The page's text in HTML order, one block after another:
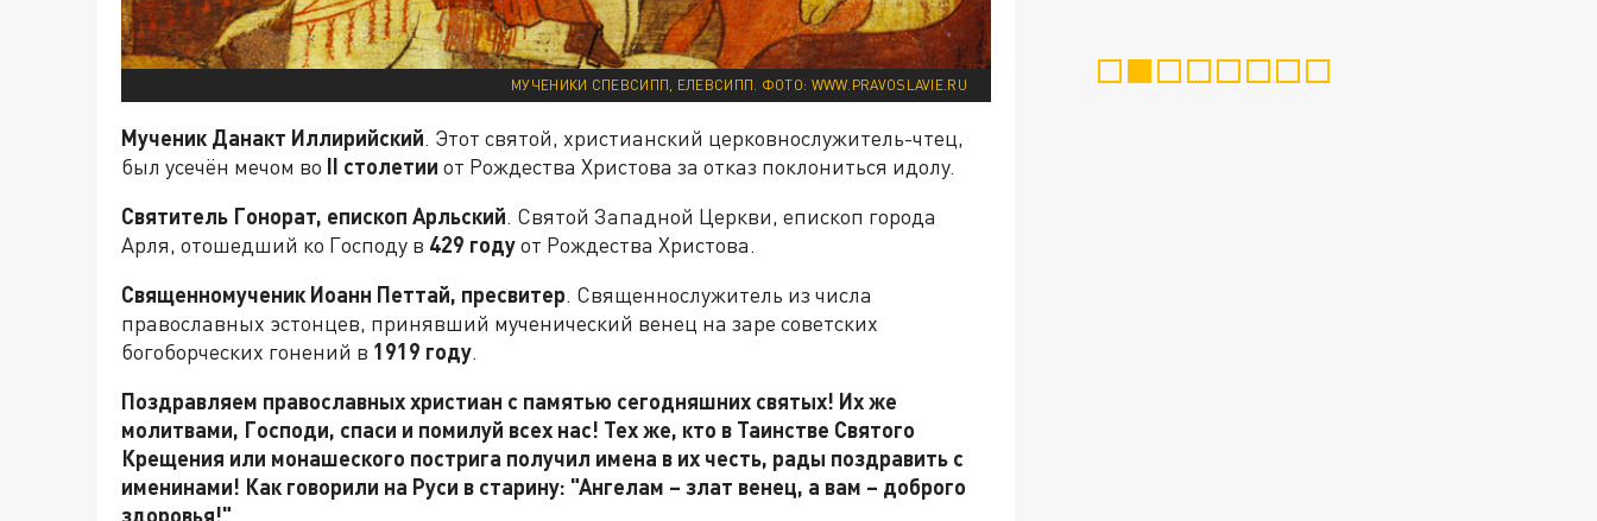
МУЧЕНИКИ СПЕВСИПП, ЕЛЕВСИПП. ФОТО: WWW.PRAVOSLAVIE.RU
Мученик Данакт Иллирийский. Этот святой, христианский церковнослужитель-чтец,
был усечён мечом во II столетии от Рождества Христова за отказ поклониться идолу.
Святитель Гонорат, епископ Арльский. Святой Западной Церкви, епископ города
Арля, отошедший ко Господу в 429 годуот Рождества Христова.
Священномученик Иоанн Петтай, пресвитер. Священнослужитель из числа
православных эстонцев, принявший мученический венец на заре советских
богоборческих гонений в 1919 году.
Поздравляем православных христиан с памятью сегодняшних святых! Их же
молитвами, Господи, спаси и помилуй всех нас! Тех же, кто в Таинстве Святого
Крещения или монашеского пострига получил имена в их честь, рады поздравить с
именинами! Как говорили на Руси в старину: "Ангелам – злат венец, а вам – доброго
здоровья!"